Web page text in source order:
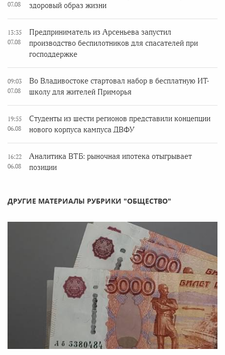
07.08
здоровый образ жизни
13:35
07.08
Предприниматель из Арсеньева запустил
производство беспилотников для спасателей при
господдержке
09:03
07.08
Во Владивостоке стартовал набор в бесплатную ИТ-
школу для жителей Приморья
19:55
06.08
Студенты из шести регионов представили концепции
нового корпуса кампуса ДВФУ
16:22
06.08
Аналитика ВТБ: рыночная ипотека отыгрывает
позиции
ДРУГИЕ МАТЕРИАЛЫ РУБРИКИ "ОБЩЕСТВО"